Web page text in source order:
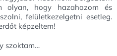
olyan, hogy hazahozom és
felületkezelgetni esetleg.
képzeltem!
szoktam…